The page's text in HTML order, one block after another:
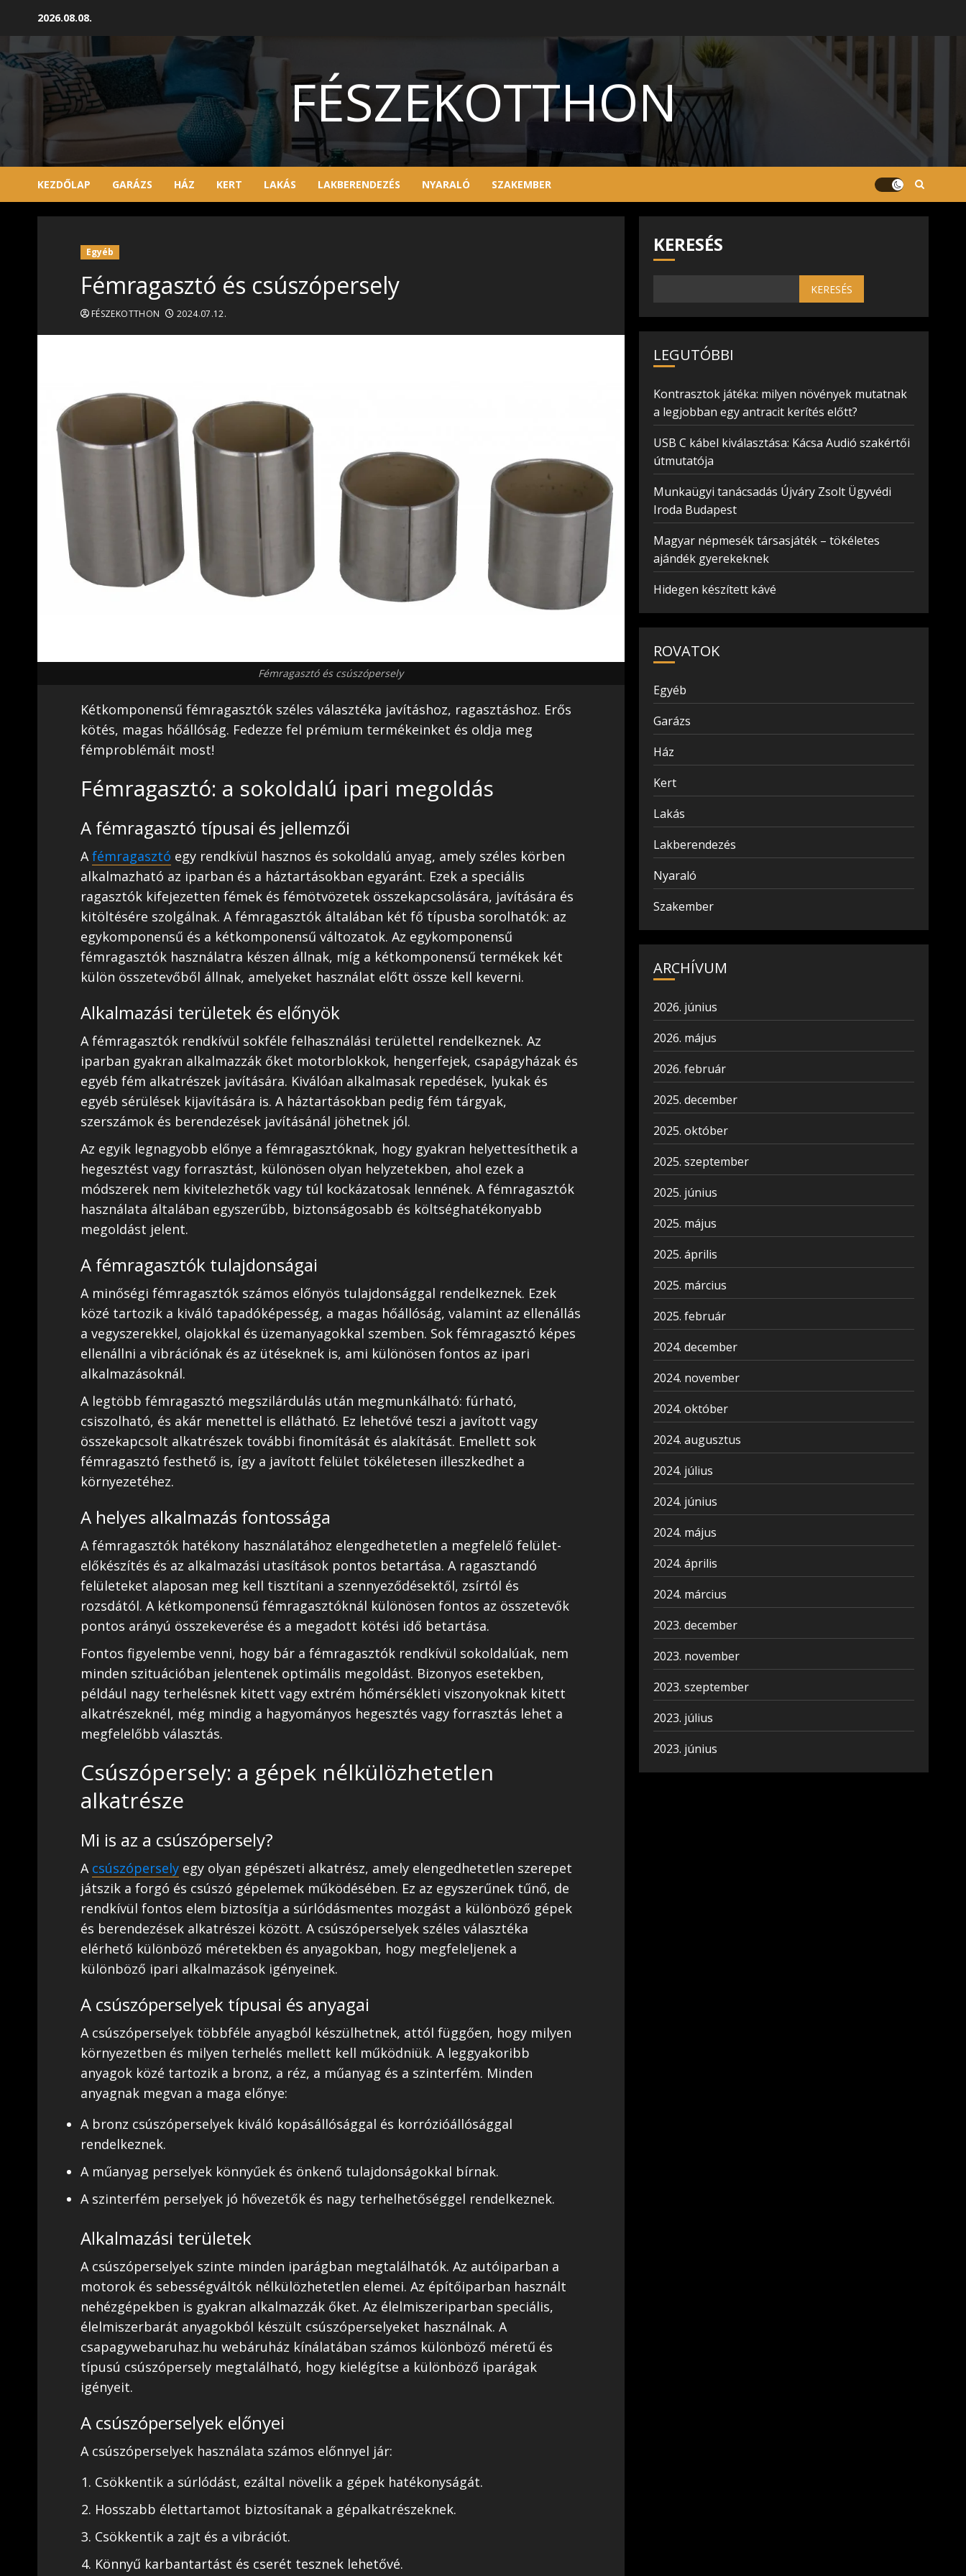
2026.08.08.
FÉSZEKOTTHON
KEZDŐLAP GARÁZS HÁZ KERT LAKÁS LAKBERENDEZÉS NYARALÓ SZAKEMBER
Egyéb
Fémragasztó és csúszópersely
FÉSZEKOTTHON 2024.07.12.
Fémragasztó és csúszópersely
Kétkomponensű fémragasztók széles választéka javításhoz, ragasztáshoz. Erős
kötés, magas hőállóság. Fedezze fel prémium termékeinket és oldja meg
fémproblémáit most!
Fémragasztó: a sokoldalú ipari megoldás
A fémragasztó típusai és jellemzői
A fémragasztó egy rendkívül hasznos és sokoldalú anyag, amely széles körben
alkalmazható az iparban és a háztartásokban egyaránt. Ezek a speciális
ragasztók kifejezetten fémek és fémötvözetek összekapcsolására, javítására és
kitöltésére szolgálnak. A fémragasztók általában két fő típusba sorolhatók: az
egykomponensű és a kétkomponensű változatok. Az egykomponensű
fémragasztók használatra készen állnak, míg a kétkomponensű termékek két
külön összetevőből állnak, amelyeket használat előtt össze kell keverni.
Alkalmazási területek és előnyök
A fémragasztók rendkívül sokféle felhasználási területtel rendelkeznek. Az
iparban gyakran alkalmazzák őket motorblokkok, hengerfejek, csapágyházak és
egyéb fém alkatrészek javítására. Kiválóan alkalmasak repedések, lyukak és
egyéb sérülések kijavítására is. A háztartásokban pedig fém tárgyak,
szerszámok és berendezések javításánál jöhetnek jól.
Az egyik legnagyobb előnye a fémragasztóknak, hogy gyakran helyettesíthetik a
hegesztést vagy forrasztást, különösen olyan helyzetekben, ahol ezek a
módszerek nem kivitelezhetők vagy túl kockázatosak lennének. A fémragasztók
használata általában egyszerűbb, biztonságosabb és költséghatékonyabb
megoldást jelent.
A fémragasztók tulajdonságai
A minőségi fémragasztók számos előnyös tulajdonsággal rendelkeznek. Ezek
közé tartozik a kiváló tapadóképesség, a magas hőállóság, valamint az ellenállás
a vegyszerekkel, olajokkal és üzemanyagokkal szemben. Sok fémragasztó képes
ellenállni a vibrációnak és az ütéseknek is, ami különösen fontos az ipari
alkalmazásoknál.
A legtöbb fémragasztó megszilárdulás után megmunkálható: fúrható,
csiszolható, és akár menettel is ellátható. Ez lehetővé teszi a javított vagy
összekapcsolt alkatrészek további finomítását és alakítását. Emellett sok
fémragasztó festhető is, így a javított felület tökéletesen illeszkedhet a
környezetéhez.
A helyes alkalmazás fontossága
A fémragasztók hatékony használatához elengedhetetlen a megfelelő felület-
előkészítés és az alkalmazási utasítások pontos betartása. A ragasztandó
felületeket alaposan meg kell tisztítani a szennyeződésektől, zsírtól és
rozsdától. A kétkomponensű fémragasztóknál különösen fontos az összetevők
pontos arányú összekeverése és a megadott kötési idő betartása.
Fontos figyelembe venni, hogy bár a fémragasztók rendkívül sokoldalúak, nem
minden szituációban jelentenek optimális megoldást. Bizonyos esetekben,
például nagy terhelésnek kitett vagy extrém hőmérsékleti viszonyoknak kitett
alkatrészeknél, még mindig a hagyományos hegesztés vagy forrasztás lehet a
megfelelőbb választás.
Csúszópersely: a gépek nélkülözhetetlen
alkatrésze
Mi is az a csúszópersely?
A csúszópersely egy olyan gépészeti alkatrész, amely elengedhetetlen szerepet
játszik a forgó és csúszó gépelemek működésében. Ez az egyszerűnek tűnő, de
rendkívül fontos elem biztosítja a súrlódásmentes mozgást a különböző gépek
és berendezések alkatrészei között. A csúszóperselyek széles választéka
elérhető különböző méretekben és anyagokban, hogy megfeleljenek a
különböző ipari alkalmazások igényeinek.
A csúszóperselyek típusai és anyagai
A csúszóperselyek többféle anyagból készülhetnek, attól függően, hogy milyen
környezetben és milyen terhelés mellett kell működniük. A leggyakoribb
anyagok közé tartozik a bronz, a réz, a műanyag és a szinterfém. Minden
anyagnak megvan a maga előnye:
A bronz csúszóperselyek kiváló kopásállósággal és korrózióállósággal
rendelkeznek.
A műanyag perselyek könnyűek és önkenő tulajdonságokkal bírnak.
A szinterfém perselyek jó hővezetők és nagy terhelhetőséggel rendelkeznek.
Alkalmazási területek
A csúszóperselyek szinte minden iparágban megtalálhatók. Az autóiparban a
motorok és sebességváltók nélkülözhetetlen elemei. Az építőiparban használt
nehézgépekben is gyakran alkalmazzák őket. Az élelmiszeriparban speciális,
élelmiszerbarát anyagokból készült csúszóperselyeket használnak. A
csapagywebaruhaz.hu webáruház kínálatában számos különböző méretű és
típusú csúszópersely megtalálható, hogy kielégítse a különböző iparágak
igényeit.
A csúszóperselyek előnyei
A csúszóperselyek használata számos előnnyel jár:
Csökkentik a súrlódást, ezáltal növelik a gépek hatékonyságát.
Hosszabb élettartamot biztosítanak a gépalkatrészeknek.
Csökkentik a zajt és a vibrációt.
Könnyű karbantartást és cserét tesznek lehetővé.
KERESÉS
KERESÉS
LEGUTÓBBI
Kontrasztok játéka: milyen növények mutatnak
a legjobban egy antracit kerítés előtt?
USB C kábel kiválasztása: Kácsa Audió szakértői
útmutatója
Munkaügyi tanácsadás Újváry Zsolt Ügyvédi
Iroda Budapest
Magyar népmesék társasjáték – tökéletes
ajándék gyerekeknek
Hidegen készített kávé
ROVATOK
Egyéb
Garázs
Ház
Kert
Lakás
Lakberendezés
Nyaraló
Szakember
ARCHÍVUM
2026. június
2026. május
2026. február
2025. december
2025. október
2025. szeptember
2025. június
2025. május
2025. április
2025. március
2025. február
2024. december
2024. november
2024. október
2024. augusztus
2024. július
2024. június
2024. május
2024. április
2024. március
2023. december
2023. november
2023. szeptember
2023. július
2023. június